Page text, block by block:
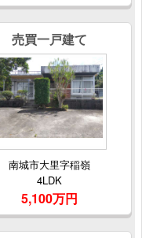
売買一戸建て
南城市大里字稲嶺
4LDK
5,100万円